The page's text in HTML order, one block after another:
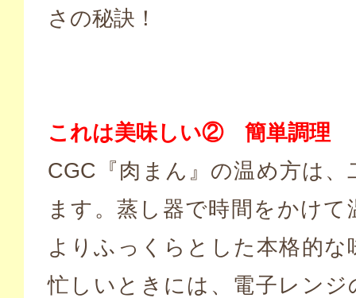
さの秘訣！
これは美味しい② 簡単調理
CGC『肉まん』の温め方は、
ます。蒸し器で時間をかけて
よりふっくらとした本格的な
忙しいときには、電子レンジ